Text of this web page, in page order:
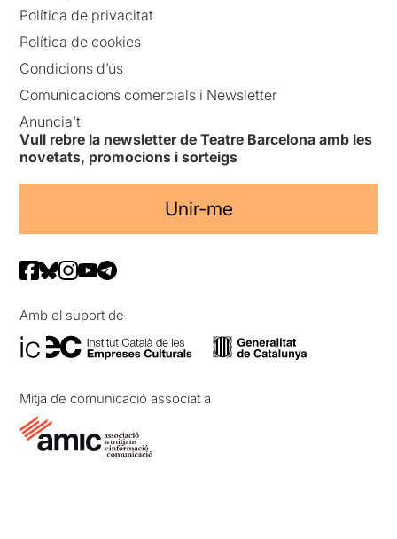
Política de privacitat
Política de cookies
Condicions d’ús
Comunicacions comercials i Newsletter
Anuncia’t
Vull rebre la newsletter de Teatre Barcelona amb les
novetats, promocions i sorteigs
Unir-me
Amb el suport de
Mitjà de comunicació associat a